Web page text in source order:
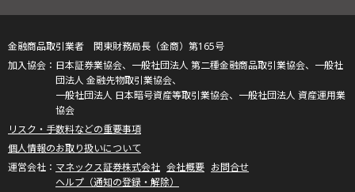
金融商品取引業者 関東財務局長（金商）第165号
日本証券業協会、一般社団法人 第二種金融商品取引業協会、一般社
団法人 金融先物取引業協会、
一般社団法人 日本暗号資産等取引業協会、一般社団法人 資産運用業
協会
リスク・手数料などの重要事項
個人情報のお取り扱いについて
マネックス証券株式会社 会社概要 お問合せ
ヘルプ（通知の登録・解除）